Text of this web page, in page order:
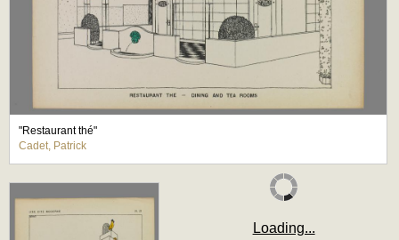
"Restaurant thé"
Cadet, Patrick
Loading...